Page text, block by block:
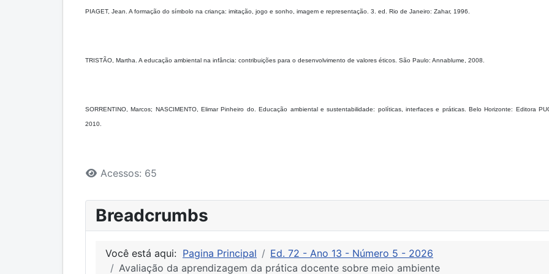
PIAGET, Jean. A formação do símbolo na criança: imitação, jogo e sonho, imagem e representação. 3. ed. Rio de Janeiro: Zahar, 1996.
TRISTÃO, Martha. A educação ambiental na infância: contribuições para o desenvolvimento de valores éticos. São Paulo: Annablume, 2008.
SORRENTINO, Marcos; NASCIMENTO, Elimar Pinheiro do. Educação ambiental e sustentabilidade: políticas, interfaces e práticas. Belo Horizonte: Editora
2010.
Detalhes
Acessos: 65
Breadcrumbs
Você está aqui: Pagina Principal
Ed. 72 - Ano 13 - Número 5 - 2026
Avaliação da aprendizagem da prática docente sobre meio ambiente